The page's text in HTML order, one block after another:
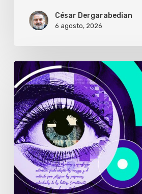
nacional
L’Oréal-
UNESCO
para
científicas
argentinas
César Dergarabedian
6 agosto, 2026
Solo
el
1%
de
los
usuarios
abre
los